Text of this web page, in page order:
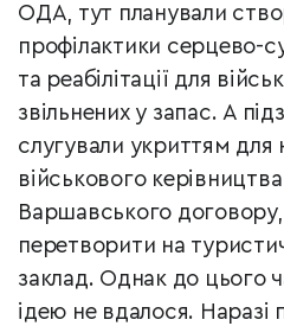
ОДА, тут планували
профілактики серцево-
та реабілітації для
звільнених у запас. А
слугували укриттям
військового
Варшавського
перетворити на
заклад. Однак до цього
ідею не вдалося. Наразі